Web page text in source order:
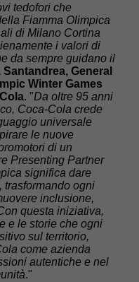
tedofori che
Fiamma Olimpica
di Milano Cortina
i valori di
da sempre guidano il
Santandrea, General
Winter Games
. "Da oltre 95 anni
Coca-Cola crede
universale
le nuove
di un
Presenting Partner
significa dare
trasformando ogni
inclusione,
questa iniziativa,
e le storie che ogni
sul territorio,
come azienda
autentiche e nel
."